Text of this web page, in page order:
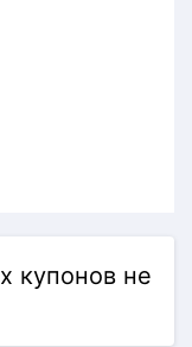
купонов не